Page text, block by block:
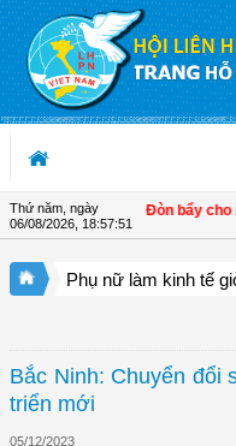
Truy cập nội dung luôn
Thứ năm, ngày
06/08/2026 18:57:51
kinh tế tư nhân - Đòn bẩy cho
Phụ nữ làm kinh tế
Bắc Ninh: Chuyển đổi
triển mới
05/12/2023